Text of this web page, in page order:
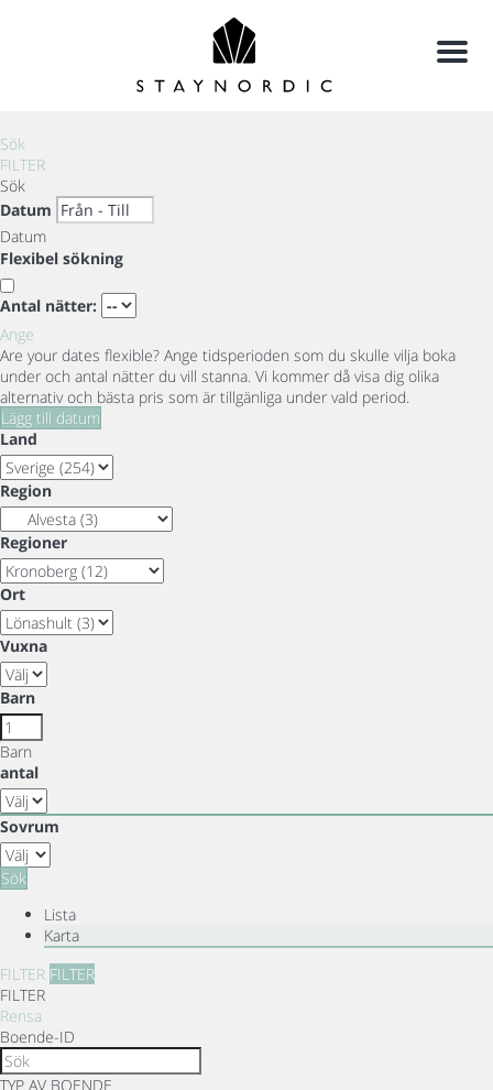
Meny
Sök
FILTER
Sök
Datum
Datum
Flexibel sökning
Antal nätter:
Ange
Are your dates flexible? Ange tidsperioden som du skulle vilja boka
under och antal nätter du vill stanna. Vi kommer då visa dig olika
alternativ och bästa pris som är tillgänliga under vald period.
Lägg till datum
Land
Region
Regioner
Ort
Vuxna
Barn
Barn
antal
Sovrum
Sök
Lista
Karta
FILTER FILTER
FILTER
Rensa
Boende-ID
TYP AV BOENDE